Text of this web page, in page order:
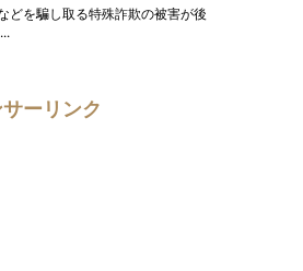
どを騙し取る特殊詐欺の被害が後
ーリンク